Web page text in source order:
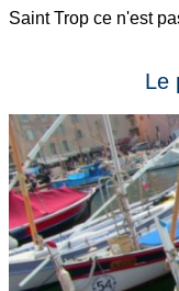
Saint Trop ce n'est
Le